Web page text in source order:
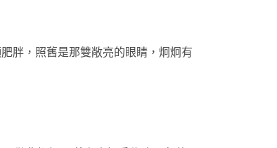
胖，照舊是那雙敞亮的眼睛，炯炯有